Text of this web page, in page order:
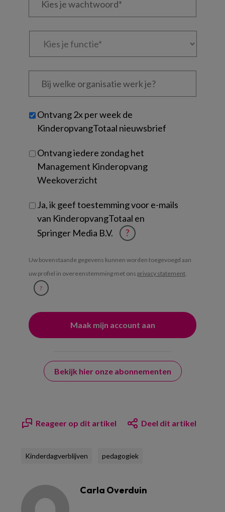
Kies
Bij
welke
je?
Untitled
Ontvang 2x per week de
KinderopvangTotaal nieuwsbrief
Ontvang iedere zondag het
Management Kinderopvang
Weekoverzicht
Ja, ik geef toestemming voor e-mails
van KinderopvangTotaal en
Springer Media B.V.
?
Uw bovenstaande gegevens kunnen worden toegevoegd aan
uw profiel in overeenstemming met ons privacy statement.
?
Bekijk hier onze abonnementen
Reageer op dit artikel Deel dit artikel
Kinderdagverblijven pedagogiek
Carla Overduin